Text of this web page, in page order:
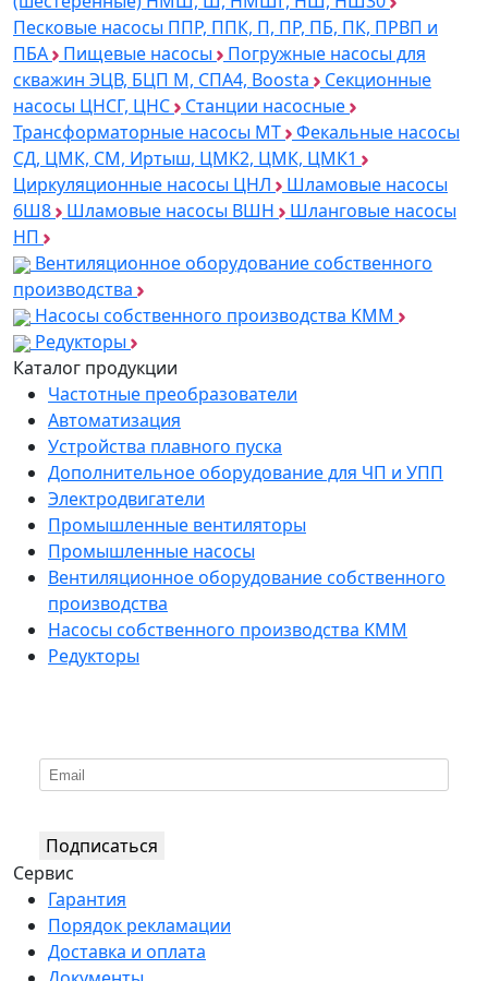
Песковые насосы ППР, ППК, П, ПР, ПБ, ПК, ПРВП и
ПБА
Пищевые насосы
Погружные насосы для
скважин ЭЦВ, БЦП М, СПА4, Boosta
Секционные
насосы ЦНСГ, ЦНС
Станции насосные
Трансформаторные насосы МТ
Фекальные насосы
СД, ЦМК, СМ, Иртыш, ЦМК2, ЦМК, ЦМК1
Циркуляционные насосы ЦНЛ
Шламовые насосы
6Ш8
Шламовые насосы ВШН
Шланговые насосы
НП
Вентиляционное оборудование собственного
производства
Насосы собственного производства KMM
Редукторы
Каталог продукции
Частотные преобразователи
Автоматизация
Устройства плавного пуска
Дополнительное оборудование для ЧП и УПП
Электродвигатели
Промышленные вентиляторы
Промышленные насосы
Вентиляционное оборудование собственного
производства
Насосы собственного производства KMM
Редукторы
Подписаться
Сервис
Гарантия
Порядок рекламации
Доставка и оплата